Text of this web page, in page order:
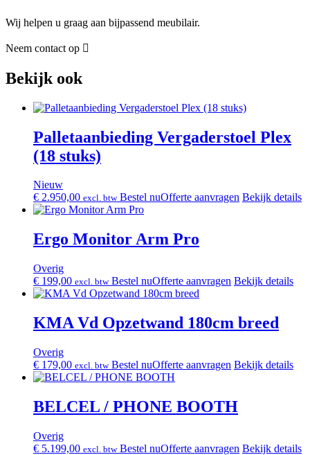
Wij helpen u graag aan bijpassend meubilair.
Neem contact op
Bekijk ook
Palletaanbieding Vergaderstoel Plex
(18 stuks)
Nieuw
€ 2.950,00 excl. btw Bestel nuOfferte aanvragen Bekijk details
Ergo Monitor Arm Pro
Overig
€ 199,00 excl. btw Bestel nuOfferte aanvragen Bekijk details
KMA Vd Opzetwand 180cm breed
Overig
€ 179,00 excl. btw Bestel nuOfferte aanvragen Bekijk details
BELCEL / PHONE BOOTH
Overig
€ 5.199,00 excl. btw Bestel nuOfferte aanvragen Bekijk details